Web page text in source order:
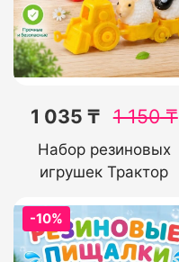
1 035 ₸ 1 150₸
Набор резиновых
игрушек Трактор
-10%